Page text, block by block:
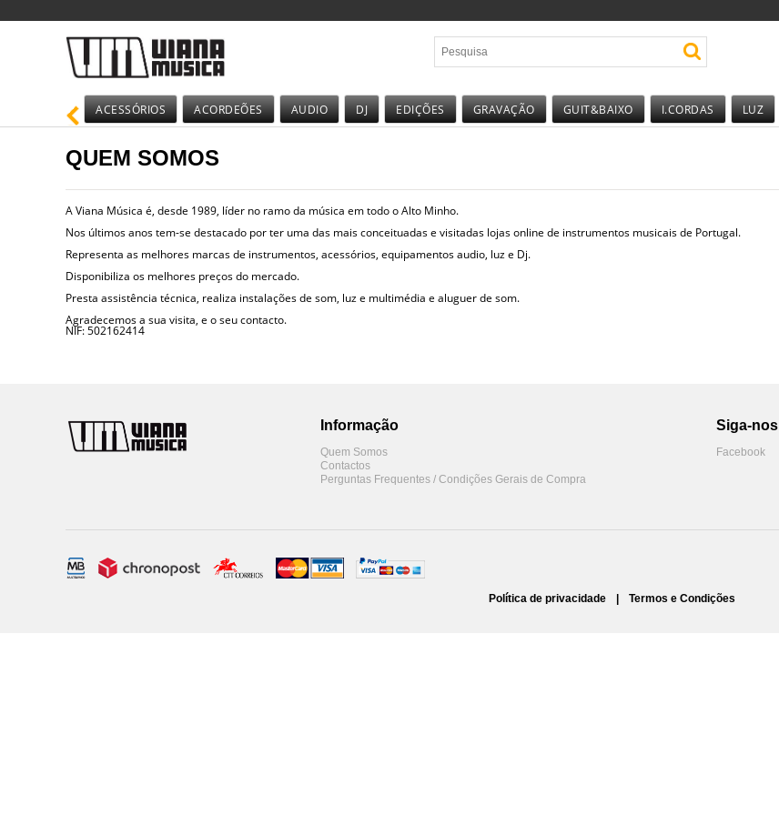
ACESSÓRIOS ACORDEÕES AUDIO DJ EDIÇÕES GRAVAÇÃO GUIT&BAIXO I.CORDAS LUZ
QUEM SOMOS
A Viana Música é, desde 1989, líder no ramo da música em todo o Alto Minho.
Nos últimos anos tem-se destacado por ter uma das mais conceituadas e visitadas lojas online de instrumentos musicais de Portugal.
Representa as melhores marcas de instrumentos, acessórios, equipamentos audio, luz e Dj.
Disponibiliza os melhores preços do mercado.
Presta assistência técnica, realiza instalações de som, luz e multimédia e aluguer de som.
Agradecemos a sua visita, e o seu contacto.
NIF: 502162414
Informação
Quem Somos
Contactos
Perguntas Frequentes / Condições Gerais de Compra
Siga-nos
Facebook
Política de privacidade Termos e Condições